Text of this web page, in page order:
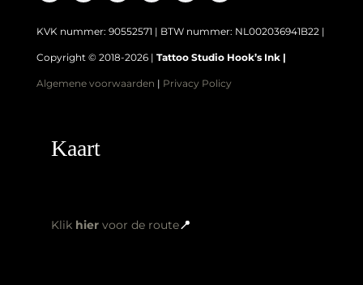
KVK nummer: 90552571 | BTW nummer: NL002036941B22 |
Copyright © 2018-2026 | Tattoo Studio Hook’s Ink |
Algemene voorwaarden | Privacy Policy
Kaart
Klik hiervoor de route📍